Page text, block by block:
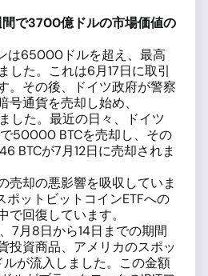
間で3700億ドルの市場価値の
は65000ドルを超え、最高
した。これは6月17日に取引
。その後、ドイツ政府が警察
号通貨を売却し始め、
した。最近の日々、ドイツ
50000 BTCを売却し、その
BTCが7月12日に売却されま
売却の悪影響を吸収していま
ポットビットコインETFへの
で回復しています。
7月8日から14日までの期間
投資商品、アメリカのスポッ
ルが流入しました。この金額